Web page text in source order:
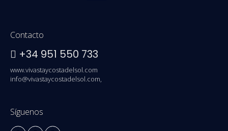
Contacto
+34 951 550 733
www.vivastaycostadelsol.com
info@vivastaycostadelsol.com,
Síguenos